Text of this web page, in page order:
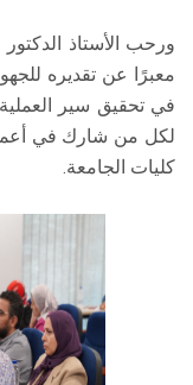
ورحب الأستاذ
معبرًا عن تقديره
في تحقيق سير
لكل من شارك في
كليات الجامعة.